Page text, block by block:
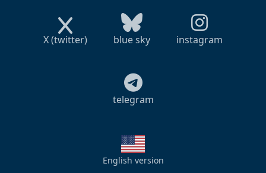
X (twitter) blue sky instagram
telegram
English version